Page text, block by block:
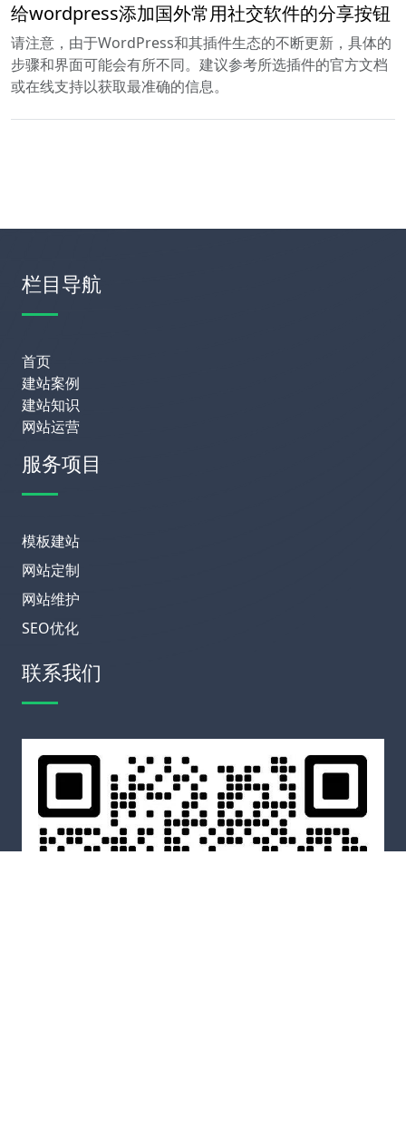
给wordpress添加国外常用社交软件的分享按钮
请注意，由于WordPress和其插件生态的不断更新，具体的
步骤和界面可能会有所不同。建议参考所选插件的官方文档
或在线支持以获取最准确的信息。
栏目导航
首页
建站案例
建站知识
网站运营
服务项目
模板建站
网站定制
网站维护
SEO优化
联系我们